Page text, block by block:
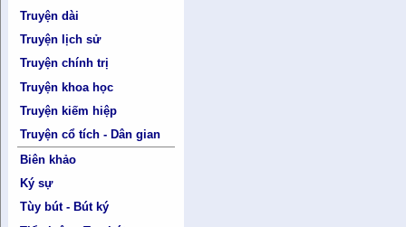
Truyện dài
Truyện lịch sử
Truyện chính trị
Truyện khoa học
Truyện kiếm hiệp
Truyện cổ tích - Dân gian
Biên khảo
Ký sự
Tùy bút - Bút ký